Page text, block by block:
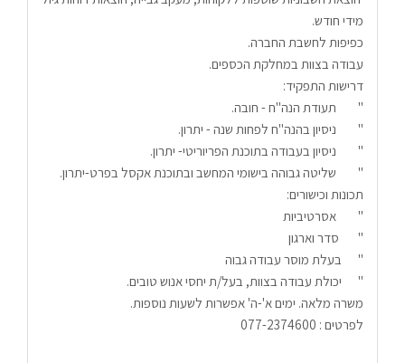
מידי חודש.
כפיפות לחשבת החברה.
עבודה בצוות במחלקת הכספים.
דרישות התפקיד:
"        תעודת הנה"ח - חובה.
"        ניסיון בהנה"ח לפחות שנה - יתרון.
"        ניסיון בעבודה בתוכנת הפריוריטי- יתרון.
"        שליטה גבוהה בישומי המחשב ובתוכנת אקסל בפרט-יתרון.
תכונות וכישורים:
"        אסרטיביות
"       סדר וארגון
"      בעלת מוסר עבודה גבוה
"      יכולת עבודה בצוות, בעל/ת יחסי אנוש טובים.
משרה מלאה. ימים א'-ה' אפשרות לשעות נוספות.
לפרטים : 077-2374600